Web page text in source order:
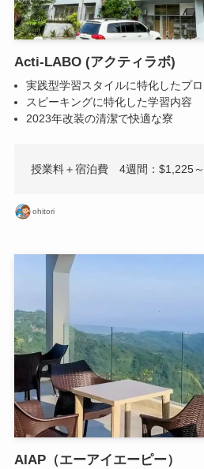
Acti-LABO (アクティラボ)
実践型学習スタイルに特化したプ
スピーキングに特化した学習内容
2023年改装の清潔で快適な寮
授業料＋宿泊費 4週間：$1,225～
ohitori
AIAP（エーアイエーピー）